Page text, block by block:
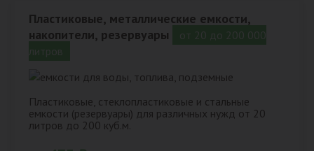
Пластиковые, металлические емкости,
накопители, резервуары
Пластиковые, стеклопластиковые и стальные
емкости (резервуары) для различных нужд от 20
литров до 200 куб.м.